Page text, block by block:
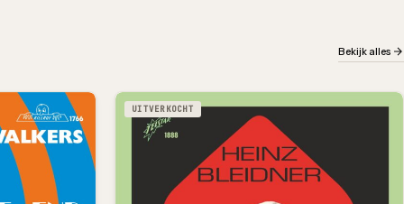
Bekijk alles
UITVERKOCHT